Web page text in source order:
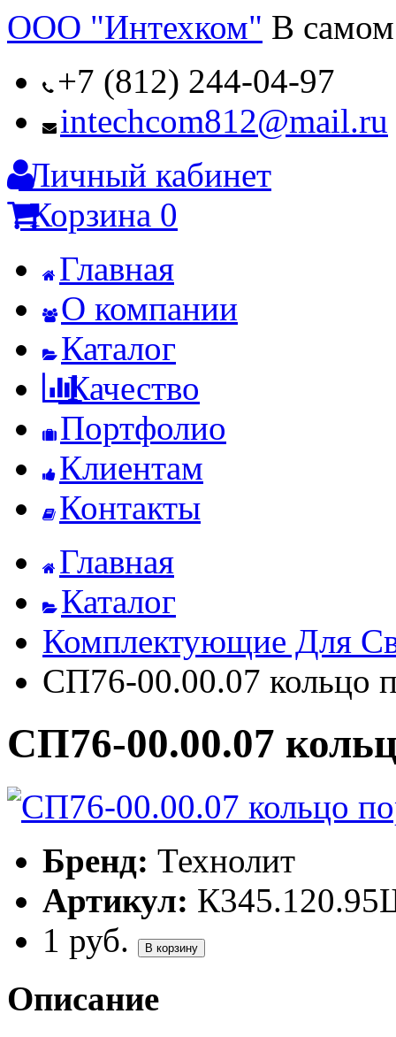
ООО "Интехком" В самом
+7 (812) 244-04-97
intechcom812@mail.ru
Личный кабинет
Корзина 0
Главная
О компании
Каталог
Качество
Портфолио
Клиентам
Контакты
Главная
Каталог
Комплектующие Для
СП76-00.00.07 кольцо
СП76-00.00.07
Бренд: Технолит
Артикул:
1 руб. В корзину
Описание